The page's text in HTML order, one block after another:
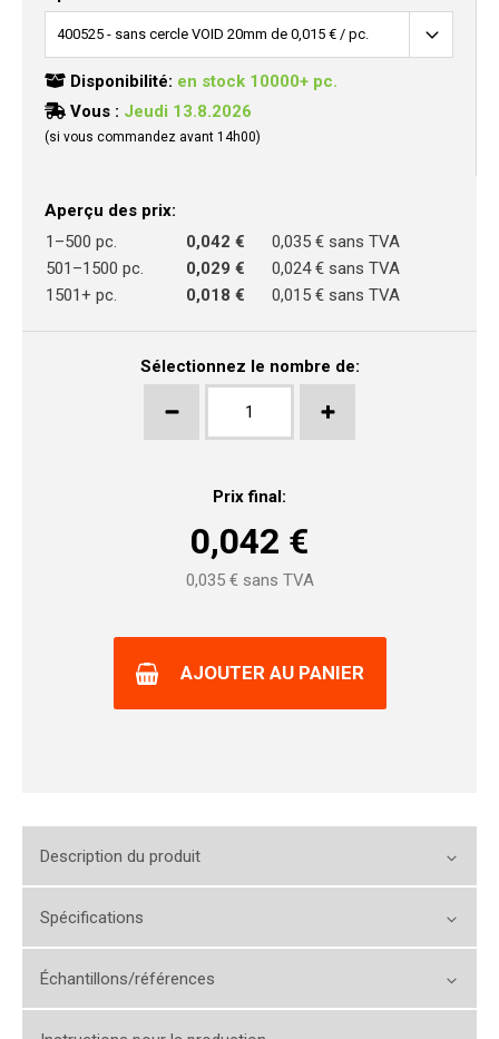
Disponibilité: en stock 10000+ pc.
Vous : Jeudi 13.8.2026
(si vous commandez avant 14h00)
Aperçu des prix:
1–500 pc.
0,042 €
0,035 € sans TVA
501–1500 pc.
0,029 €
0,024 € sans TVA
1501+ pc.
0,018 € 0,015 € sans TVA
Sélectionnez le nombre de:
Prix final:
0,042 €
0,035€ sans TVA
AJOUTER AU PANIER
Description du produit
Spécifications
Échantillons/références